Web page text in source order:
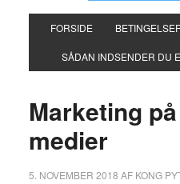
FORSIDE
SÅDAN INDSENDER DU
Marketing
medier
5. NOVEMBER 2018 AF KONG